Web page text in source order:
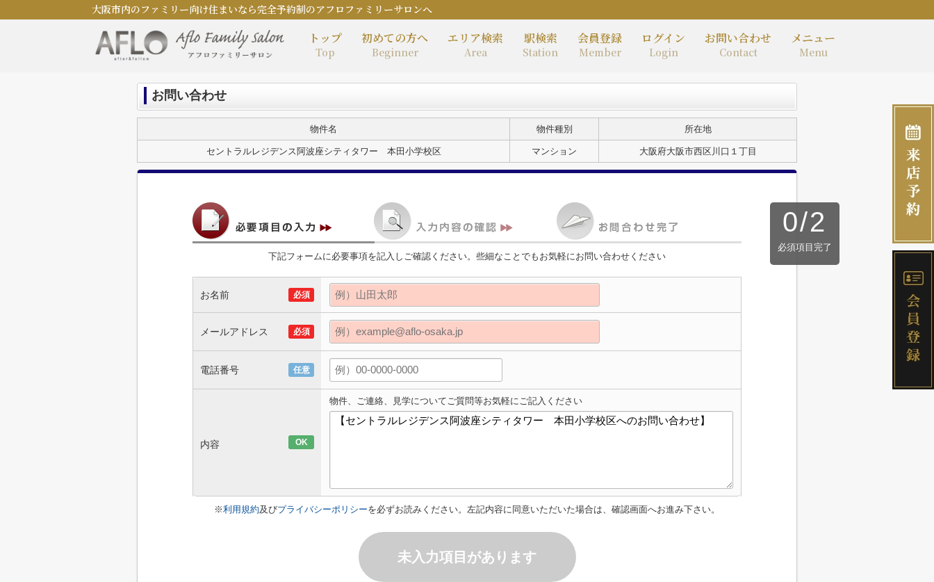
大阪市内のファミリー向け住まいなら完全予約制のアフロファミリーサロンへ
トップ
Top
初めての方へ
Beginner
エリア検索
Area
駅検索
Station
会員登録
Member
ログイン
Login
お問い合わせ
Contact
メニュー
Menu
お問い合わせ
物件名 物件種別 所在地
セントラルレジデンス阿波座シティタワー 本田小学校区 マンション 大阪府大阪市西区川口１丁目
0/2
必須項目完了
下記フォームに必要事項を記入しご確認ください。些細なことでもお気軽にお問い合わせください
お名前 必須
メールアドレス 必須
電話番号 任意
内容 OK
物件、ご連絡、見学についてご質問等お気軽にご記入ください
※利用規約及びプライバシーポリシーを必ずお読みください。左記内容に同意いただいた場合は、確認画面へお進み下さい。
未入力項目があります